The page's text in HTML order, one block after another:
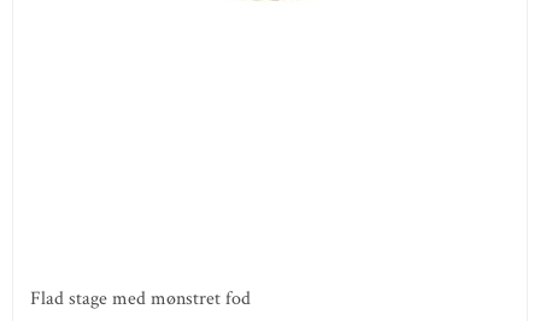
Flad stage med mønstret fod